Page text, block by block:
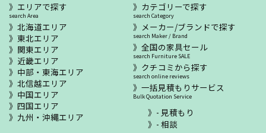
エリアで探す
search Area
北海道エリア
東北エリア
関東エリア
近畿エリア
中部・東海エリア
北信越エリア
中国エリア
四国エリア
九州・沖縄エリア
カテゴリーで探す
search Category
メーカー/ブランドで探す
search Maker / Brand
全国の家具セール
search Furniture SALE
クチコミから探す
search online reviews
一括見積もりサービス
Bulk Quotation Service
- 見積もり
- 相談